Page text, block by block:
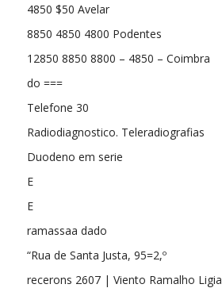
4850 $50 Avelar
8850 4850 4800 Podentes
12850 8850 8800 – 4850 – Coimbra
do ===
Telefone 30
Radiodiagnostico. Teleradiografias
Duodeno em serie
E
E
ramassaa dado
“Rua de Santa Justa, 95=2,º
recerons 2607 | Viento Ramalho Ligia